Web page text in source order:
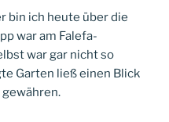
bin ich heute über die
war am Falefa-
war gar nicht so
Garten ließ einen Blick
gewähren.